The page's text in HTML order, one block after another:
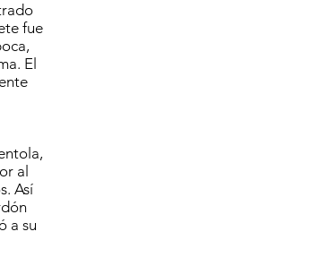
fue
El
al
Así
a su